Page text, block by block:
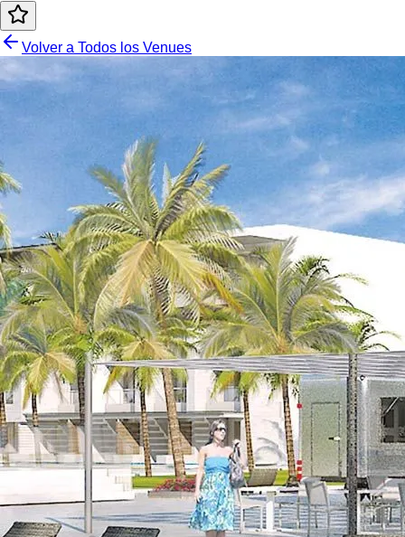
Volver a Todos los Venues